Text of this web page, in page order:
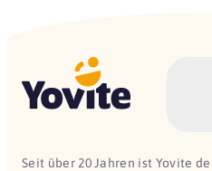
Seit über 20 Jahren ist Yovite